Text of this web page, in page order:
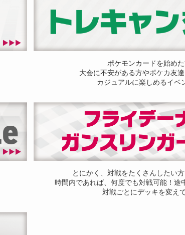
ポケモンカードを始めた
大会に不安がある方やポケカ友
カジュアルに楽しめるイベ
とにかく、対戦をたくさんしたい
時間内であれば、何度でも対戦可能！途
対戦ごとにデッキを変え